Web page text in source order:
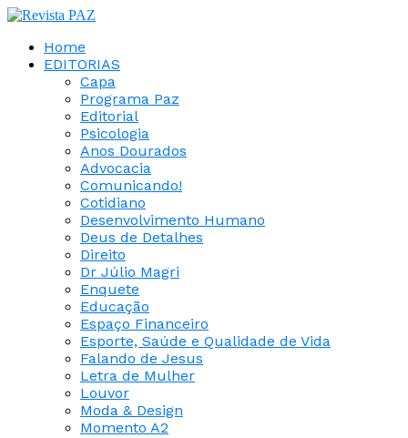
Home
EDITORIAS
Capa
Programa Paz
Editorial
Psicologia
Anos Dourados
Advocacia
Comunicando!
Cotidiano
Desenvolvimento Humano
Deus de Detalhes
Direito
Dr Júlio Magri
Enquete
Educação
Espaço Financeiro
Esporte, Saúde e Qualidade de Vida
Falando de Jesus
Letra de Mulher
Louvor
Moda & Design
Momento A2